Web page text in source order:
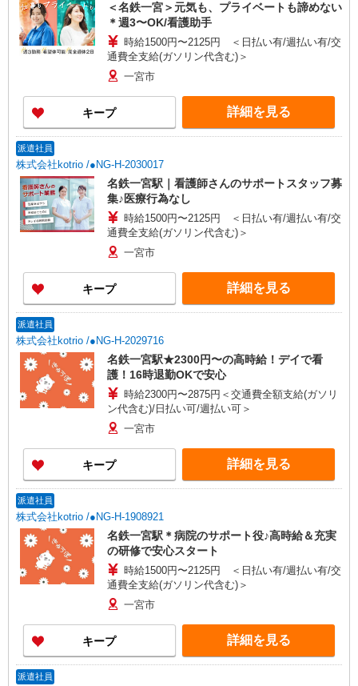
＜名鉄一宮＞元気も、プライベートも諦めない
＊週3〜OK/看護助手
時給1500円〜2125円 ＜日払い有/週払い有/交
通費全支給(ガソリン代含む)＞
一宮市
キープ 詳細を見る
派遣社員
株式会社kotrio /●NG-H-2030017
名鉄一宮駅｜看護師さんのサポートスタッフ募
集♪医療行為なし
時給1500円〜2125円 ＜日払い有/週払い有/交
通費全支給(ガソリン代含む)＞
一宮市
キープ 詳細を見る
派遣社員
株式会社kotrio /●NG-H-2029716
名鉄一宮駅★2300円〜の高時給！デイで看
護！16時退勤OKで安心
時給2300円〜2875円＜交通費全額支給(ガソリ
ン代含む)/日払い可/週払い可＞
一宮市
キープ 詳細を見る
派遣社員
株式会社kotrio /●NG-H-1908921
名鉄一宮駅＊病院のサポート役♪高時給＆充実
の研修で安心スタート
時給1500円〜2125円 ＜日払い有/週払い有/交
通費全支給(ガソリン代含む)＞
一宮市
キープ 詳細を見る
派遣社員